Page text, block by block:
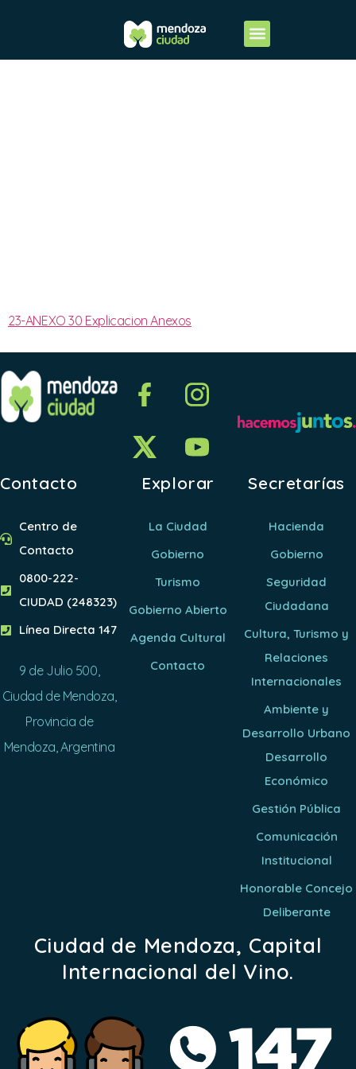
23-ANEXO 30 Explicacion Anexos
Contacto
Centro de
Contacto
0800-222-
CIUDAD (248323)
Línea Directa 147
9 de Julio 500,
Ciudad de Mendoza,
Provincia de
Mendoza, Argentina
Explorar
La Ciudad
Gobierno
Turismo
Gobierno Abierto
Agenda Cultural
Contacto
Secretarías
Hacienda
Gobierno
Seguridad
Ciudadana
Cultura, Turismo y
Relaciones
Internacionales
Ambiente y
Desarrollo Urbano
Desarrollo
Económico
Gestión Pública
Comunicación
Institucional
Honorable Concejo
Deliberante
Ciudad de Mendoza, Capital
Internacional del Vino.